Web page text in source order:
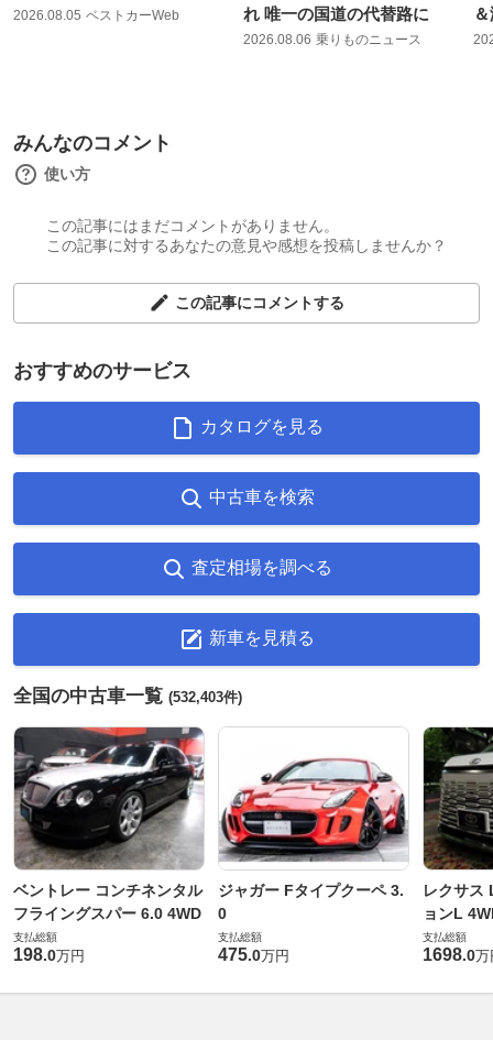
2026.08.05 ベストカーWeb
れ 唯一の国道の代替路に
2026.08.06 乗りものニュース
みんなのコメント
使い方
この記事にはまだコメントがありません。
この記事に対するあなたの意見や感想を投稿しませんか？
この記事にコメントする
おすすめのサービス
カタログを見る
中古車を検索
査定相場を調べる
新車を見積る
全国の中古車一覧 (532,403件)
ベントレー コンチネンタル
フライングスパー 6.0 4WD
支払総額
198.0万円
ジャガー Fタイプクーペ 3.
0
支払総額
475.0万円
レクサス
ョンL
支払総額
1698.0万